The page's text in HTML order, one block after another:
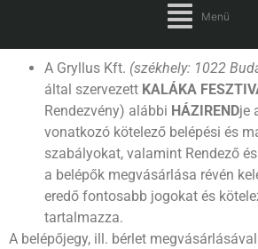
Menü
A Gryllus Kft. (székhely: 1022
által szervezett KALÁKA
Rendezvény) alábbi HÁZIRENDje
vonatkozó kötelező belépési és
szabályokat, valamint Rendező
a belépők megvásárlása révén
eredő fontosabb jogokat és
tartalmazza.
A belépőjegy, ill. bérlet